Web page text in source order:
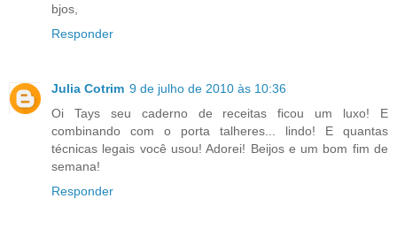
bjos,
Responder
Julia Cotrim 9 de julho de 2010 às 10:36
Oi Tays seu caderno de receitas ficou um luxo! E
combinando com o porta talheres... lindo! E quantas
técnicas legais você usou! Adorei! Beijos e um bom fim de
semana!
Responder